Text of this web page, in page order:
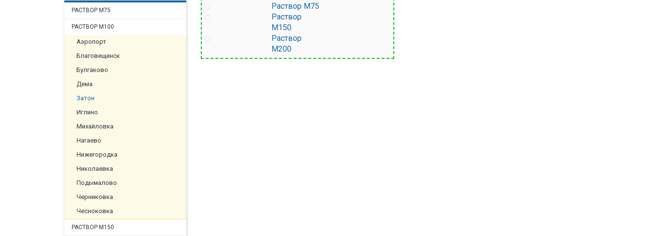
РАСТВОР М75
РАСТВОР М100
Аэропорт
Благовещенск
Булгаково
Дема
Затон
Иглино
Михайловка
Нагаево
Нижегородка
Николаевка
Подымалово
Черниковка
Чесноковка
РАСТВОР М150
Раствор М75
Раствор
М150
Раствор
М200